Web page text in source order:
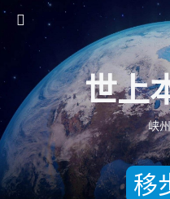
世上
峡
移